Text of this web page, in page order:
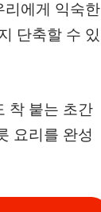
리에게 익숙한
단축할 수 있
착 붙는 초간
요리를 완성